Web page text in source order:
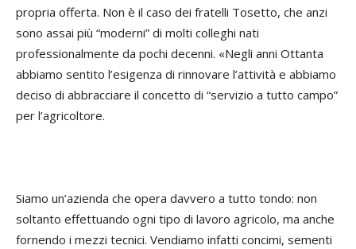
propria offerta. Non è il caso dei fratelli Tosetto, che anzi
sono assai più “moderni” di molti colleghi nati
professionalmente da pochi decenni. «Negli anni Ottanta
abbiamo sentito l’esigenza di rinnovare l’attività e abbiamo
deciso di abbracciare il concetto di “servizio a tutto campo”
per l’agricoltore.
Siamo un’azienda che opera davvero a tutto tondo: non
soltanto effettuando ogni tipo di lavoro agricolo, ma anche
fornendo i mezzi tecnici. Vendiamo infatti concimi, sementi